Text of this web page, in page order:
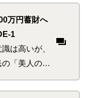
万円蓄財へ
1
は高いが、
「美人のA
目覚めるま
物語』。見